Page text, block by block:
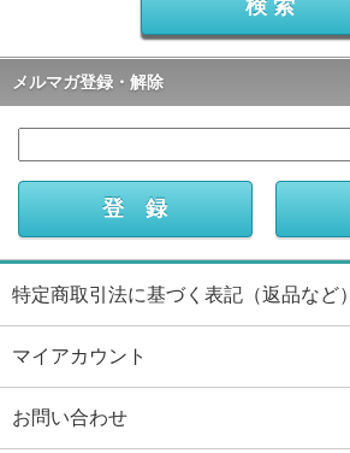
メルマガ登録・解除
特定商取引法に基づく表記（返品など）
マイアカウント
お問い合わせ